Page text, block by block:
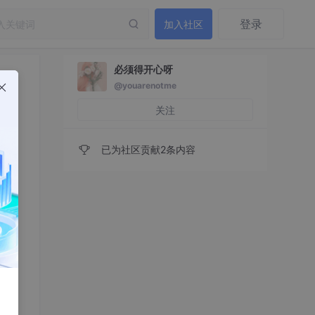
加入社区 登录
必须得开心呀
@youarenotme
关注
已为社区贡献2条内容